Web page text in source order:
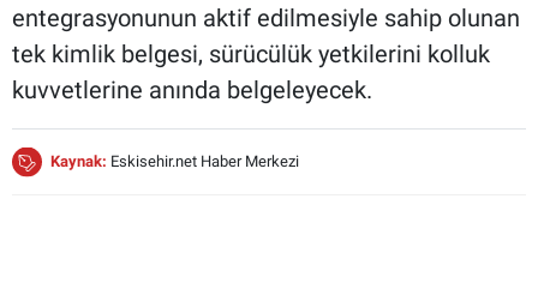
entegrasyonunun aktif edilmesiyle sahip olunan
tek kimlik belgesi, sürücülük yetkilerini kolluk
kuvvetlerine anında belgeleyecek.
Kaynak: Eskisehir.net Haber Merkezi